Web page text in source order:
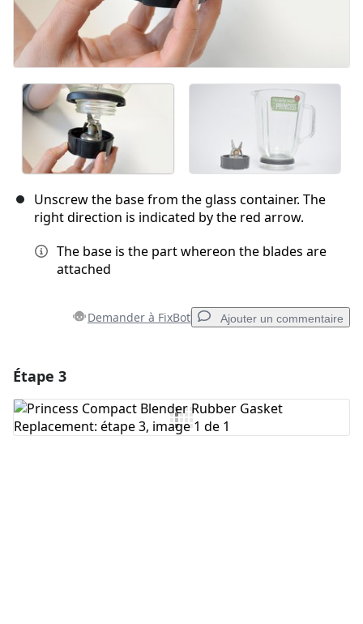
Unscrew the base from the glass container. The
right direction is indicated by the red arrow.
The base is the part whereon the blades are
attached
Demander à FixBot Ajouter un commentaire
Ajouter un commentaire
Étape 3